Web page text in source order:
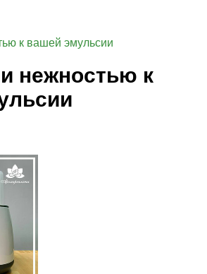
к вашей эмульсии
нежностью к